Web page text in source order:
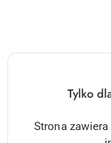
Tylko
Strona